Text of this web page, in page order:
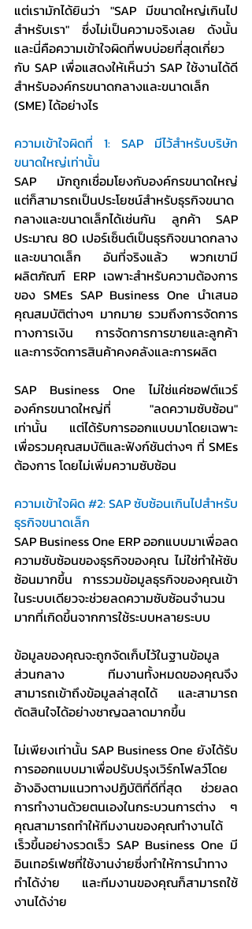
แต่เรามักได้ยินว่า "SAP มีขนาดใหญ่เกินไป
สำหรับเรา" ซึ่งไม่เป็นความจริงเลย ดังนั้น
และนี่คือความเข้าใจผิดที่พบบ่อยที่สุดเกี่ยว
กับ SAP เพื่อแสดงให้เห็นว่า SAP ใช้งานได้ดี
สำหรับองค์กรขนาดกลางและขนาดเล็ก
(SME) ได้อย่างไร
ความเข้าใจผิดที่ 1: SAP มีไว้สำหรับบริษัท
ขนาดใหญ่เท่านั้น
SAP มักถูกเชื่อมโยงกับองค์กรขนาดใหญ่
แต่ก็สามารถเป็นประโยชน์สำหรับธุรกิจขนาด
กลางและขนาดเล็กได้เช่นกัน ลูกค้า SAP
ประมาณ 80 เปอร์เซ็นต์เป็นธุรกิจขนาดกลาง
และขนาดเล็ก อันที่จริงแล้ว พวกเขามี
ผลิตภัณฑ์ ERP เฉพาะสำหรับความต้องการ
ของ SMEs SAP Business One นำเสนอ
คุณสมบัติต่างๆ มากมาย รวมถึงการจัดการ
ทางการเงิน การจัดการการขายและลูกค้า
และการจัดการสินค้าคงคลังและการผลิต
SAP Business One ไม่ใช่แค่ซอฟต์แวร์
องค์กรขนาดใหญ่ที่ "ลดความซับซ้อน"
เท่านั้น แต่ได้รับการออกแบบมาโดยเฉพาะ
เพื่อรวมคุณสมบัติและฟังก์ชันต่างๆ ที่ SMEs
ต้องการ โดยไม่เพิ่มความซับซ้อน
ความเข้าใจผิด #2: SAP ซับซ้อนเกินไปสำหรับ
ธุรกิจขนาดเล็ก
SAP Business One ERP ออกแบบมาเพื่อลด
ความซับซ้อนของธุรกิจของคุณ ไม่ใช่ทำให้ซับ
ซ้อนมากขึ้น การรวมข้อมูลธุรกิจของคุณเข้า
ในระบบเดียวจะช่วยลดความซับซ้อนจำนวน
มากที่เกิดขึ้นจากการใช้ระบบหลายระบบ
ข้อมูลของคุณจะถูกจัดเก็บไว้ในฐานข้อมูล
ส่วนกลาง ทีมงานทั้งหมดของคุณจึง
สามารถเข้าถึงข้อมูลล่าสุดได้ และสามารถ
ตัดสินใจได้อย่างชาญฉลาดมากขึ้น
ไม่เพียงเท่านั้น SAP Business One ยังได้รับ
การออกแบบมาเพื่อปรับปรุงเวิร์กโฟลว์โดย
อ้างอิงตามแนวทางปฏิบัติที่ดีที่สุด ช่วยลด
การทำงานด้วยตนเองในกระบวนการต่าง ๆ
คุณสามารถทำให้ทีมงานของคุณทำงานได้
เร็วขึ้นอย่างรวดเร็ว SAP Business One มี
อินเทอร์เฟซที่ใช้งานง่ายซึ่งทำให้การนำทาง
ทำได้ง่าย และทีมงานของคุณก็สามารถใช้
งานได้ง่าย